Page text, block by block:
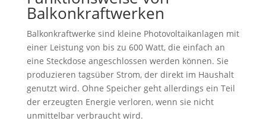
Balkonkraftwerken
Balkonkraftwerke sind kleine Photovoltaikanlagen mit
einer Leistung von bis zu 600 Watt, die einfach an
eine Steckdose angeschlossen werden können. Sie
produzieren tagsüber Strom, der direkt im Haushalt
genutzt wird. Ohne Speicher geht allerdings ein Teil
der erzeugten Energie verloren, wenn sie nicht
unmittelbar verbraucht wird.